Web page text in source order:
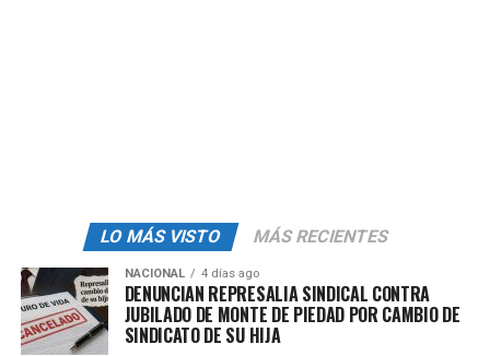
presencia para difundir en vivo las palabras huecas del
dirigente inútil de la CROM.
admin
LO MÁS VISTO MÁS RECIENTES
NACIONAL 4 días ago
DENUNCIAN REPRESALIA SINDICAL CONTRA
JUBILADO DE MONTE DE PIEDAD POR CAMBIO DE
SINDICATO DE SU HIJA